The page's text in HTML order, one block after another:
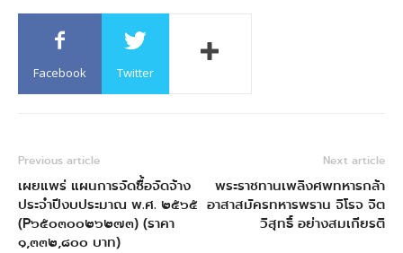
Facebook Twitter
Previous article
เผยแพร่ แผนการจัดซื้อจัดจ้าง
ประจำปีงบประมาณ พ.ศ. ๒๕๖๕
(P๖๕๐๓๐๐๒๖๒๗๓) (ราคา
๑,๓๓๒,๘๐๐ บาท)
Next article
พระราชทานเพลิงศพทหารกล้า
อาสาสมัครทหารพราน จิโรจ จิต
วิสุทธิ์ อย่างสมเกียรติ